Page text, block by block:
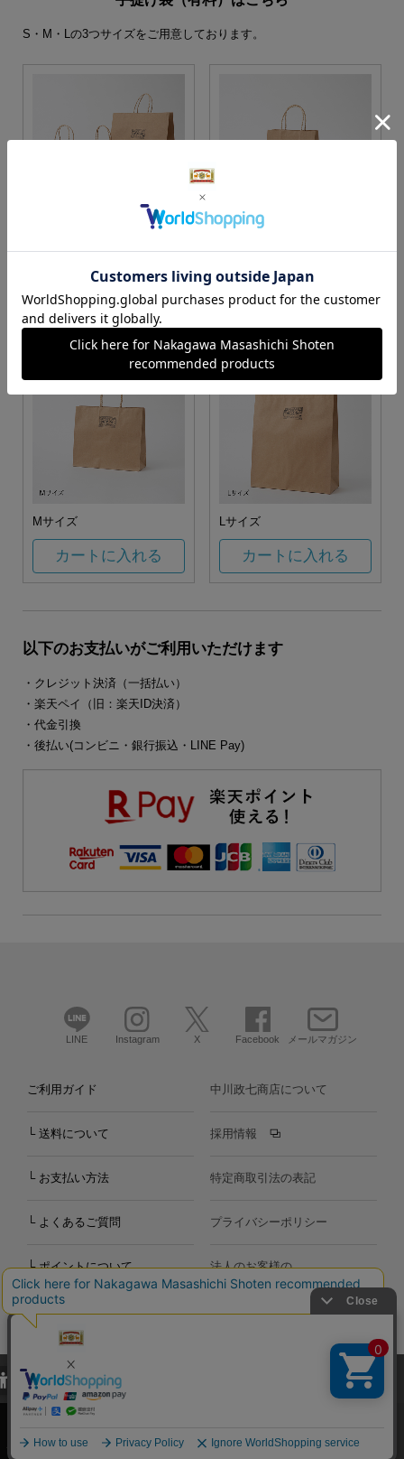
S・M・Lの3つサイズをご用意しております。
カートに入れる カートに入れる
Mサイズ
カートに入れる
Lサイズ
カートに入れる
以下のお支払いがご利用いただけます
・クレジット決済（一括払い）
・楽天ペイ（旧：楽天ID決済）
・代金引換
・後払い(コンビニ・銀行振込・LINE Pay)
LINE Instagram X Facebook メールマガジン
ご利用ガイド
└ 送料について
└ お支払い方法
└ よくあるご質問
└ ポイントについて
お問い合わせ
中川政七商店について
採用情報
特定商取引法の表記
プライバシーポリシー
法人のお客様の
お問い合わせ
Copyright©2000-2026
Nakagawa Masashichi Shoten All Rights Reserved.
当サイトでは、当サイト内における閲覧履歴・属性情報などの取得およ
び利便性向上のためにクッキー（Cookie）を使用いたします。詳細に
関しては「プライバシーポリシー
承諾する